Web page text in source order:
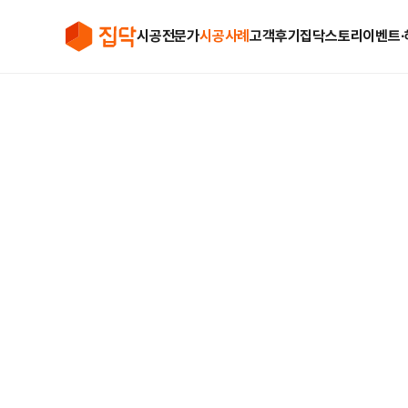
시공전문가시공사례고객후기집닥스토리 이벤트